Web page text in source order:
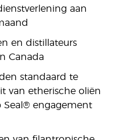
aan
en distillateurs
Canada
standaard te
van etherische oliën
Seal® engagement